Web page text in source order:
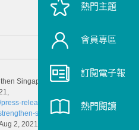
Singapore's
press-releases/2021-
singapores-
2, 2021).
熱門主題
會員專區
訂閱電子報
熱門閱讀